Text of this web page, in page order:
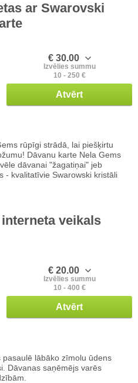
ar Swarovski
€ 30.00
Izvēlies summu
10 - 250 €
Atvērt
rūpīgi strādā, lai piešķirtu
Dāvanu karte Nela Gems
dāvanai "žagatiņai" jeb
- kvalitatīvie Swarowski kristāli
interneta veikals
€ 20.00
Izvēlies summu
10 - 400 €
Atvērt
lābāko zīmolu ūdens
Dāvanas saņēmējs varēs